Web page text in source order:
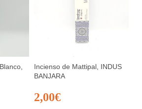
Incienso de Mattipal, INDUS
BANJARA
2,00€